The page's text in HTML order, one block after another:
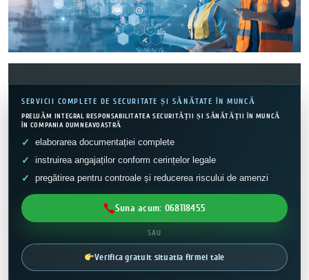
SERVICII COMPLETE DE SECURITATE ȘI SĂNĂTATE ÎN MUNCĂ
PRELUĂM INTEGRAL RESPONSABILITATEA SECURITĂȚII ȘI SĂNĂTĂȚII ÎN MUNCĂ
ÎN COMPANIA DUMNEAVOASTRĂ
elaborarea documentației complete
instruirea angajaților conform cerințelor legale
pregătirea pentru controale și reducerea riscului de amenzi
Suna acum: 068118455
SAU
Verifica gratuit situatia firmei tale